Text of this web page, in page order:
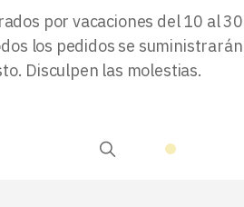
por vacaciones del 10 al 30
los pedidos se suministrarán
Disculpen las molestias.